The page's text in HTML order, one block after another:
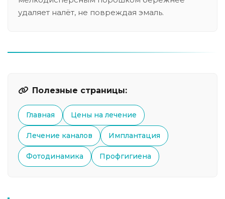
удаляет налёт, не повреждая эмаль.
Полезные страницы:
Главная Цены на лечение
Лечение каналов Имплантация
Фотодинамика Профгигиена